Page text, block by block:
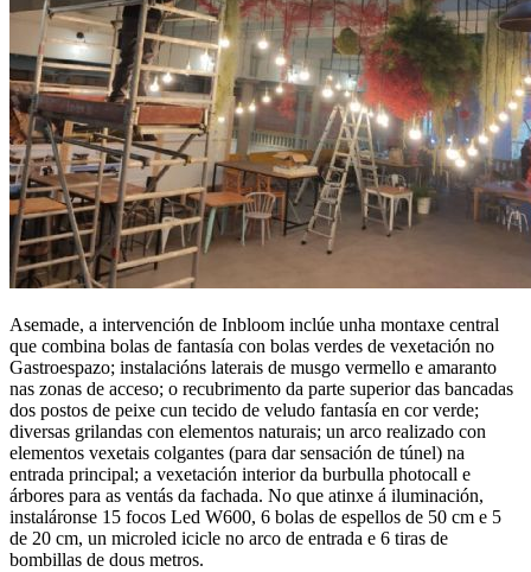
Asemade, a intervención de Inbloom inclúe unha montaxe central
que combina bolas de fantasía con bolas verdes de vexetación no
Gastroespazo; instalacións laterais de musgo vermello e amaranto
nas zonas de acceso; o recubrimento da parte superior das bancadas
dos postos de peixe cun tecido de veludo fantasía en cor verde;
diversas grilandas con elementos naturais; un arco realizado con
elementos vexetais colgantes (para dar sensación de túnel) na
entrada principal; a vexetación interior da burbulla photocall e
árbores para as ventás da fachada. No que atinxe á iluminación,
instaláronse 15 focos Led W600, 6 bolas de espellos de 50 cm e 5
de 20 cm, un microled icicle no arco de entrada e 6 tiras de
bombillas de dous metros.